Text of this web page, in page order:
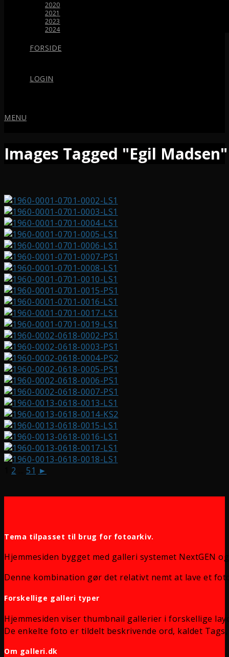
2020
2021
2023
2024
FORSIDE
LOGIN
MENU
Images Tagged "Egil Madsen"
2 51 ►
Tema tilpasset til brug for fotoarkiv.
Hjemmesiden bygget med galleri systemet NextGEN
Denne kombination gør det relativt nemt at lave et
Forskellige galleri typer
Hjemmesiden viser thumbnail gallerier i forskellige
De enkelte foto er tildelt beskrivende ord, kaldet
Om galleri.dk